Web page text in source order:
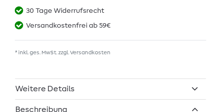
30 Tage Widerrufsrecht
Versandkostenfrei ab 59€
* inkl. ges. MwSt. zzgl. Versandkosten
Weitere Details
Beschreibung